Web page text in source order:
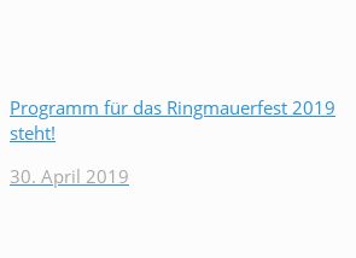
Programm für das Ringmauerfest 2019
steht!
30. April 2019